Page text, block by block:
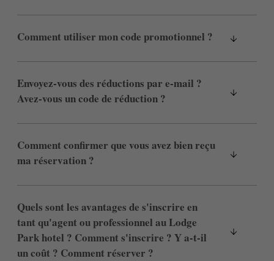
Comment utiliser mon code promotionnel ?
Envoyez-vous des réductions par e-mail ?
Avez-vous un code de réduction ?
Comment confirmer que vous avez bien reçu
ma réservation ?
Quels sont les avantages de s'inscrire en
tant qu'agent ou professionnel au Lodge
Park hotel ? Comment s'inscrire ? Y a-t-il
un coût ? Comment réserver ?